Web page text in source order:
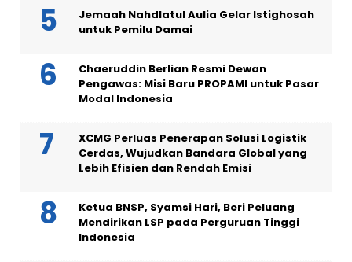
Jemaah Nahdlatul Aulia Gelar Istighosah
untuk Pemilu Damai
Chaeruddin Berlian Resmi Dewan
Pengawas: Misi Baru PROPAMI untuk Pasar
Modal Indonesia
XCMG Perluas Penerapan Solusi Logistik
Cerdas, Wujudkan Bandara Global yang
Lebih Efisien dan Rendah Emisi
Ketua BNSP, Syamsi Hari, Beri Peluang
Mendirikan LSP pada Perguruan Tinggi
Indonesia